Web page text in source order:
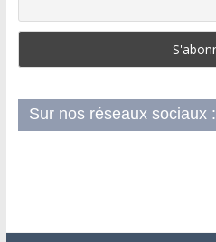
Sur nos réseaux sociaux :